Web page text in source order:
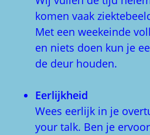
komen vaak
Met een weekeinde
en niets doen kun je
de deur houden.
Eerlijkheid
Wees eerlijk in je
your talk. Ben je